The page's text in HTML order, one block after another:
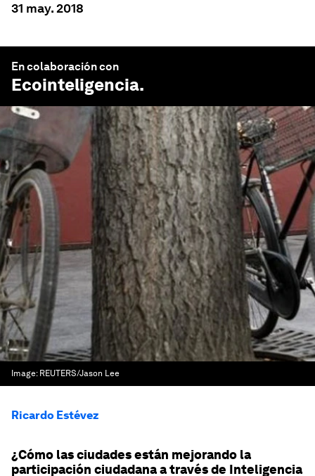
31 may. 2018
En colaboración con
Ecointeligencia.
Image: REUTERS/Jason Lee
Ricardo Estévez
¿Cómo las ciudades están mejorando la
participación ciudadana a través de Inteligencia